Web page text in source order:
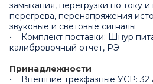
замыкания, перегрузки по току
перегрева, перенапряжения
звуковые и световые сигналы
• Комплект поставки: Шнур
калибровочный отчет, РЭ
Принадлежности
• Внешние трехфазные УСР: 32